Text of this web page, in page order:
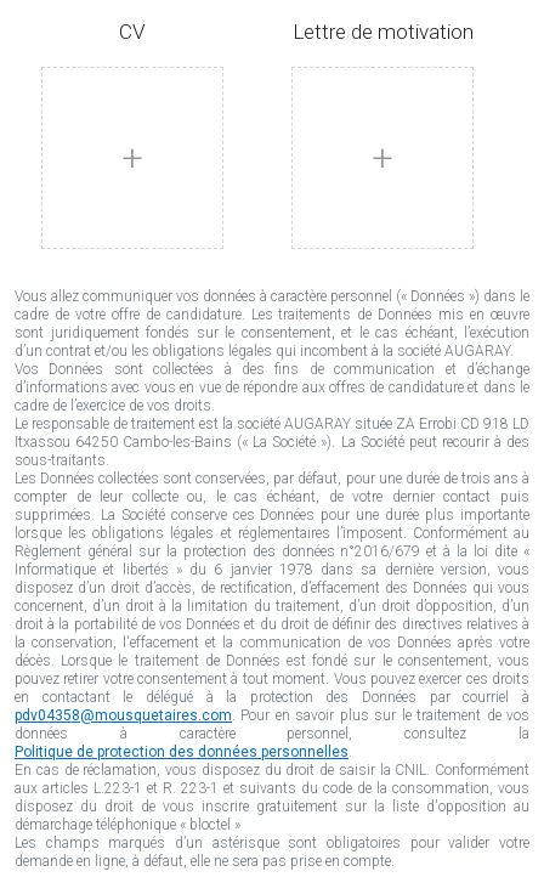
CV
+
Lettre de motivation
+
Vous allez communiquer vos données à caractère personnel (« Données ») dans le
cadre de votre offre de candidature. Les traitements de Données mis en œuvre
sont juridiquement fondés sur le consentement, et le cas échéant, l’exécution
d’un contrat et/ou les obligations légales qui incombent à la société AUGARAY.
Vos Données sont collectées à des fins de communication et d’échange
d’informations avec vous en vue de répondre aux offres de candidature et dans le
cadre de l’exercice de vos droits.
Le responsable de traitement est la société AUGARAY située ZA Errobi CD 918 LD
Itxassou 64250 Cambo-les-Bains (« La Société »). La Société peut recourir à des
sous-traitants.
Les Données collectées sont conservées, par défaut, pour une durée de trois ans à
compter de leur collecte ou, le cas échéant, de votre dernier contact puis
supprimées. La Société conserve ces Données pour une durée plus importante
lorsque les obligations légales et réglementaires l’imposent. Conformément au
Règlement général sur la protection des données n°2016/679 et à la loi dite «
Informatique et libertés » du 6 janvier 1978 dans sa dernière version, vous
disposez d’un droit d’accès, de rectification, d’effacement des Données qui vous
concernent, d’un droit à la limitation du traitement, d’un droit d’opposition, d’un
droit à la portabilité de vos Données et du droit de définir des directives relatives à
la conservation, l'effacement et la communication de vos Données après votre
décès. Lorsque le traitement de Données est fondé sur le consentement, vous
pouvez retirer votre consentement à tout moment. Vous pouvez exercer ces droits
en contactant le délégué à la protection des Données par courriel à
pdv04358@mousquetaires.com. Pour en savoir plus sur le traitement de vos
données à caractère personnel, consultez la
Politique de protection des données personnelles.
En cas de réclamation, vous disposez du droit de saisir la CNIL. Conformément
aux articles L.223-1 et R. 223-1 et suivants du code de la consommation, vous
disposez du droit de vous inscrire gratuitement sur la liste d'opposition au
démarchage téléphonique « bloctel »
Les champs marqués d’un astérisque sont obligatoires pour valider votre
demande en ligne, à défaut, elle ne sera pas prise en compte.